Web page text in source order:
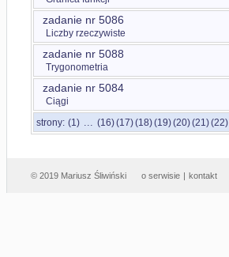
zadanie nr 5086
Liczby rzeczywiste
zadanie nr 5088
Trygonometria
zadanie nr 5084
Ciągi
strony: (1) ... (16)(17)(18)(19)(20)(21)(22)
© 2019 Mariusz Śliwiński o serwisie | kontakt